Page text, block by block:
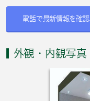
電話で最新情報を確認
外観・内観写真